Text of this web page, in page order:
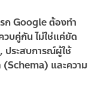
กGoogleต้องทำ
วบคู่กัน ไม่ใช่แค่ยัด
ประสบการณ์ผู้ใช้
(Schema) และความ